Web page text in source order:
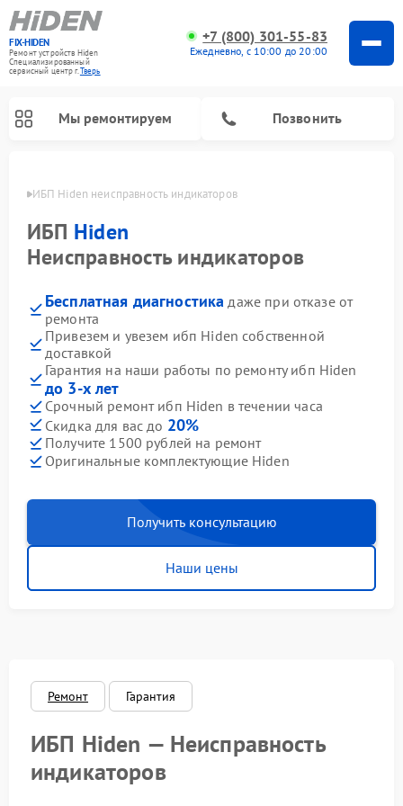
FIX-HIDEN
Ремонт устройств Hiden
Специализированный
cервисный центр г.Тверь
+7 (800) 301-55-83
Ежедневно, с 10:00 до 20:00
Мы ремонтируем Позвонить
ИБП Hiden неисправность индикаторов
ИБП Hiden
Неисправность индикаторов
Бесплатная диагностика даже при отказе от
ремонта
Привезем и увезем ибп Hiden собственной
доставкой
Гарантия на наши работы по ремонту ибп Hiden
до 3-х лет
Срочный ремонт ибп Hiden в течении часа
Скидка для вас до 20%
Получите 1500 рублей на ремонт
Оригинальные комплектующие Hiden
Получить консультацию
Наши цены
Ремонт Гарантия
ИБП Hiden — Неисправность
индикаторов